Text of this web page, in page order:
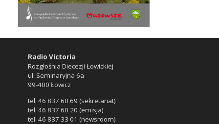
Radio Victoria
Rozgłośnia Diecezji Łowickiej
ul. Seminaryjna 6a
99-400 Łowicz
tel. 46 837 60 69 (sekretariat)
tel. 46 837 60 20 (emisja)
tel. 46 837 33 01 (newsroom)